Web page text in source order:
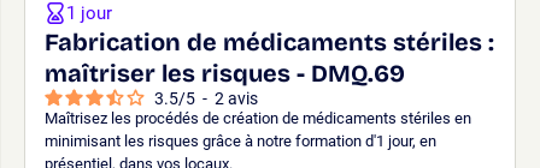
Fabrication de médicaments stériles :
maîtriser les risques - DMQ.69
3.5/5 - 2 avis
Maîtrisez les procédés de création de médicaments stériles en
minimisant les risques grâce à notre formation d'1 jour, en
présentiel, dans vos locaux.
1 jour